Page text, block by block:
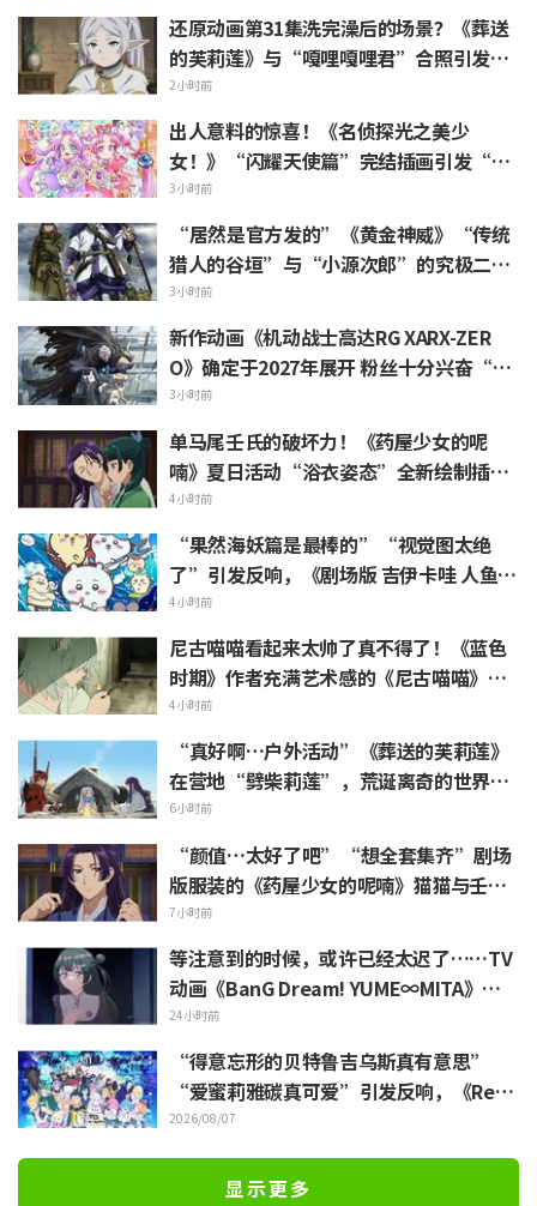
还原动画第31集洗完澡后的场景？《葬送
的芙莉莲》与“嘎哩嘎哩君”合照引发
“头发像是裹着浴巾”热议
2小时前
出人意料的惊喜！《名侦探光之美少
女！》“闪耀天使篇”完结插画引发“心
里一阵紧揪”“感受到了制作组的爱”等
热烈反响
3小时前
“居然是官方发的”《黄金神威》“传统
猎人的谷垣”与“小源次郎”的究极二选
一 引发“两个都喜欢”的声浪涌现
3小时前
新作动画《机动战士高达RG XARX-ZER
O》确定于2027年展开 粉丝十分兴奋“斗
篷加上野兽般的胳膊！！”“主角机相当
帅气”
3小时前
单马尾壬氏的破坏力！《药屋少女的呢
喃》夏日活动“浴衣姿态”全新绘制插画
引发“心脏真的遭不住了”“建议留作壁
画”的反响
4小时前
“果然海妖篇是最棒的”“视觉图太绝
了”引发反响，《剧场版 吉伊卡哇 人鱼岛
的秘密》今日7月24日上映
4小时前
尼古喵喵看起来太帅了真不得了！《蓝色
时期》作者充满艺术感的《尼古喵喵》插
画被赞“说不定真能在艺大见到”
4小时前
“真好啊…户外活动”《葬送的芙莉莲》
在营地“劈柴莉莲”，荒诞离奇的世界观
引发“每天都很充实呢”的反响
6小时前
“颜值…太好了吧”“想全套集齐”剧场
版服装的《药屋少女的呢喃》猫猫与壬氏
精细手办立体化
7小时前
等注意到的时候，或许已经太迟了……TV
动画《BanG Dream! YUME∞MITA》第8
集剧照与梗概公开
24小时前
“得意忘形的贝特鲁吉乌斯真有意思”
“爱蜜莉雅碳真可爱”引发反响，《ReZe
ro》动画10周年纪念活动视觉图解禁
2026/08/07
显示更多